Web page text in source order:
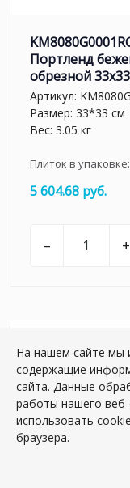
Портленд
обрезной
Артикул:
Размер: 33*33 см
Вес: 3.05 кг
Плиток в упаковке:
5 604.68 руб.
– +
На нашем сайте мы
содержащие
сайта. Данные
работы нашего
использовать
браузера.